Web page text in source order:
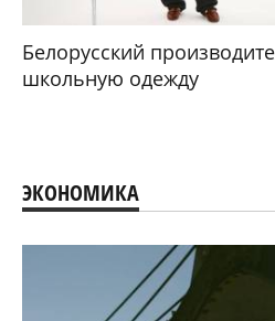
Белорусский
школьную одежду
ЭКОНОМИКА